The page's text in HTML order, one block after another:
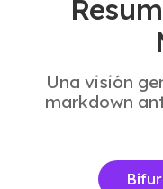
Una visión
markdown